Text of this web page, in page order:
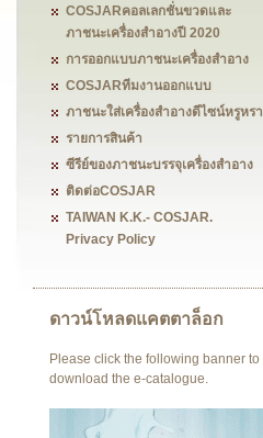
COSJARคอลเลกชั่นขวดและ
ภาชนะเครื่องสำอางปี 2020
การออกแบบภาชนะเครื่องสำอาง
COSJARทีมงานออกแบบ
ภาชนะใส่เครื่องสำอางดีไซน์หรูหรา
รายการสินค้า
ซีรีย์ของภาชนะบรรจุเครื่องสำอาง
ติดต่อCOSJAR
TAIWAN K.K.- COSJAR.
Privacy Policy
ดาวน์โหลดแคตตาล็อก
Please click the following banner to
download the e-catalogue.